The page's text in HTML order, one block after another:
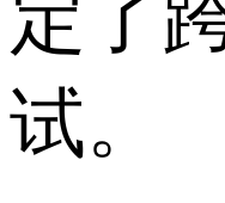
定了
试。